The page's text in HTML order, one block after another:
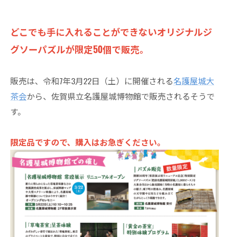
どこでも手に入れることができないオリジナルジ
グソーパズルが限定50個で販売。
販売は、令和7年3月22日（土）に開催される名護屋城大
茶会から、佐賀県立名護屋城博物館で販売されるそうで
す。
限定品ですので、購入はお急ぎください。